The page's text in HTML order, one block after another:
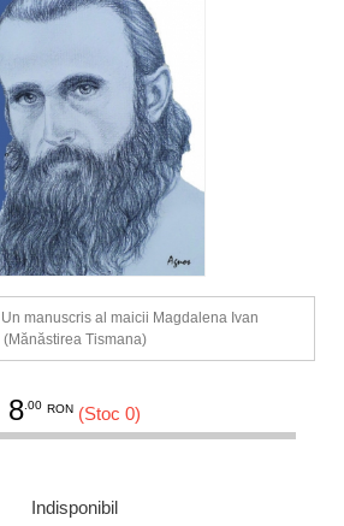
manuscris al maicii Magdalena Ivan
(Mănăstirea Tismana)
8.00 RON (Stoc 0)
Indisponibil